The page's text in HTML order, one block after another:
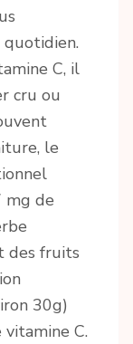
C, il
cru ou
le
mg de
des fruits
30g)
C.